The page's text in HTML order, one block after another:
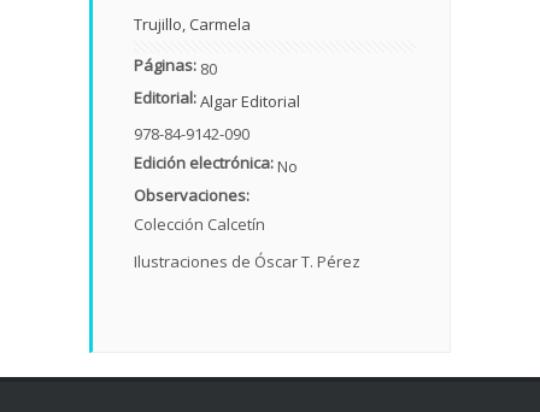
Trujillo, Carmela
Páginas: 80
Editorial:Algar Editorial
978-84-9142-090
Edición electrónica:No
Observaciones:
Colección Calcetín
Ilustraciones de Óscar T. Pérez